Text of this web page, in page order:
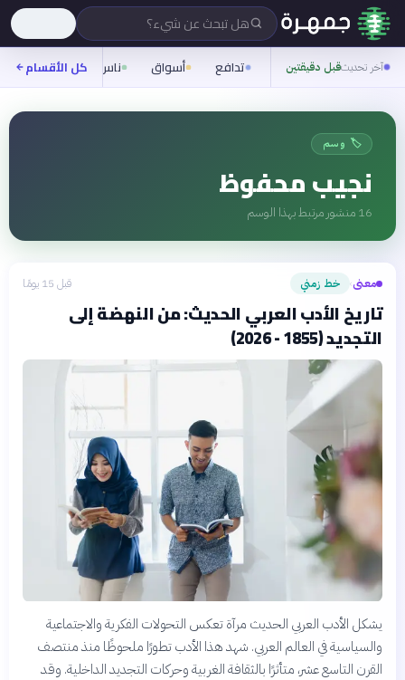
هل تبحث عن شيء؟
آخر تحديثقبل دقيقتين تدافع أسواق ناس روح
كل الأقسام
🏷️ وسم
نجيب محفوظ
16 منشور مرتبط بهذا الوسم
معنى› خط زمني قبل 15 يومًا
تاريخ الأدب العربي الحديث: من النهضة إلى
التجديد (1855 - 2026)
يشكل الأدب العربي الحديث مرآة تعكس التحولات الفكرية والاجتماعية
والسياسية في العالم العربي. شهد هذا الأدب تطورًا ملحوظًا منذ منتصف
القرن التاسع عشر، متأثرًا بالثقافة الغربية وحركات التجديد الداخلية. وقد